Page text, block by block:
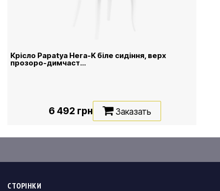
Крісло Papatya Hera-K біле сидіння, верх
прозоро-димчаст...
6 492 грн Заказать
СТОРІНКИ